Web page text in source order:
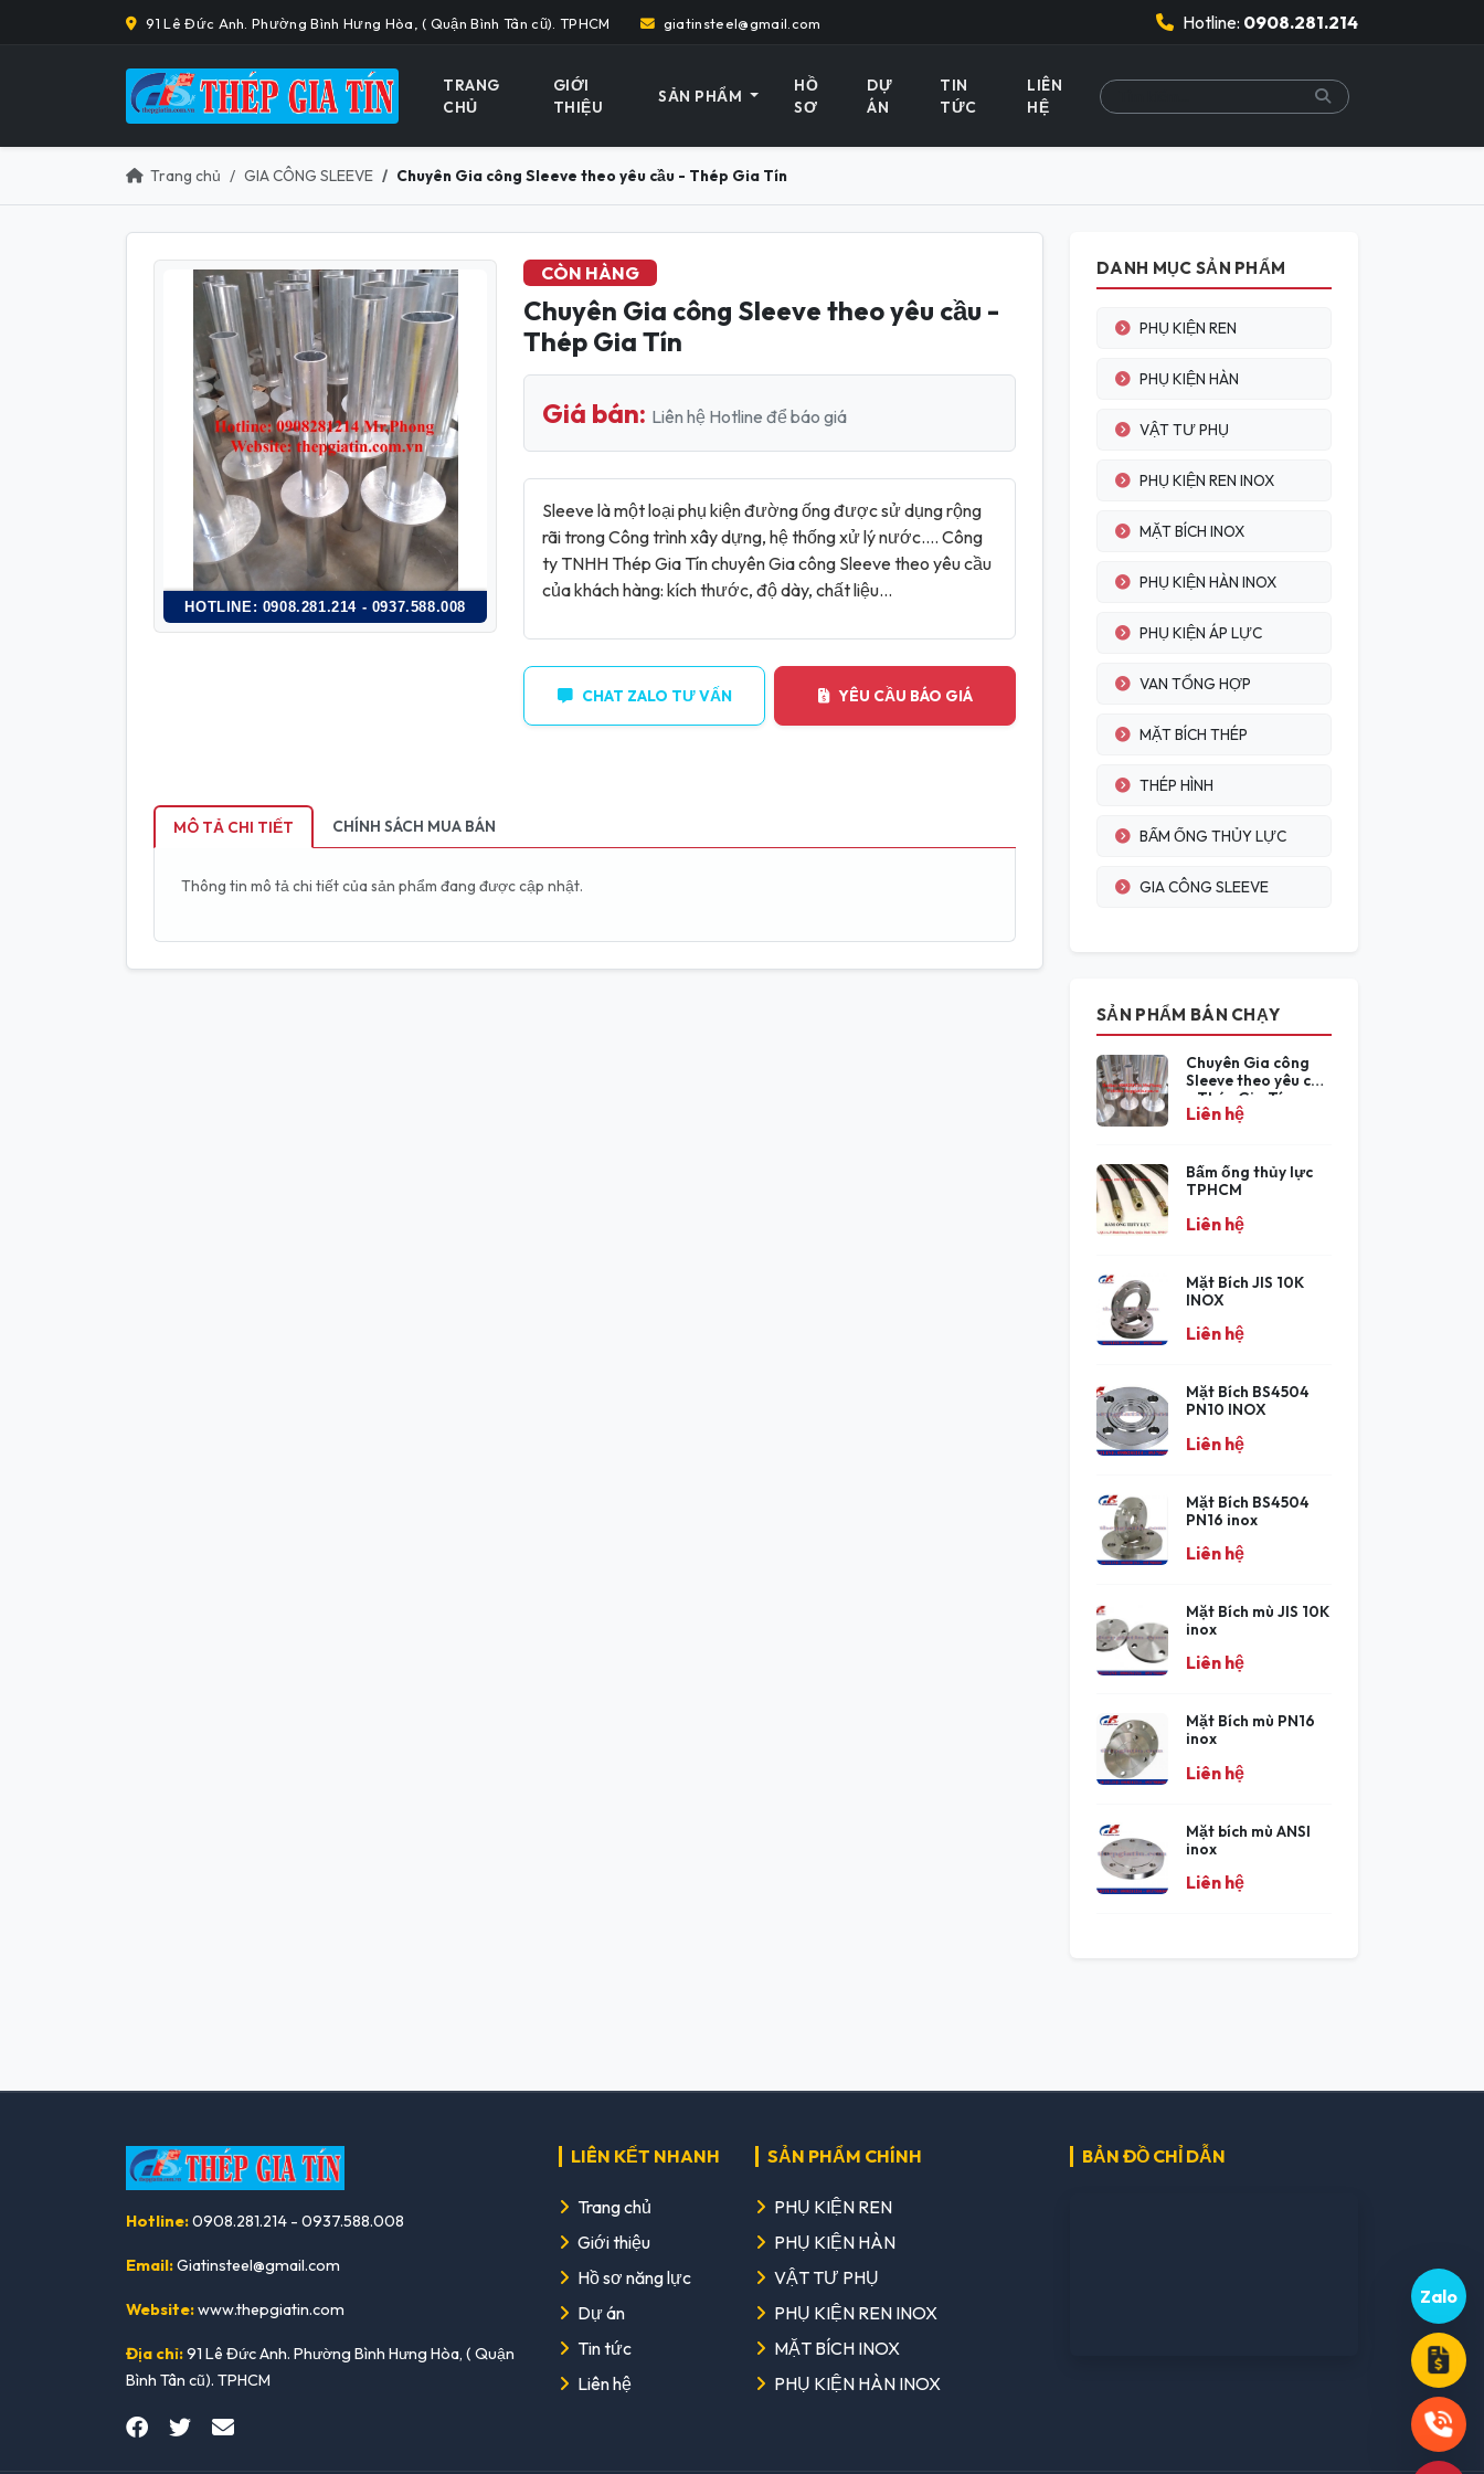
91 Lê Đức Anh. Phường Bình Hưng Hòa, ( Quận Bình Tân cũ). TPHCM giatinsteel@gmail.com Hotline: 0908.281.214
TRANG
CHỦ
GIỚI
THIỆU
SẢN PHẨM
HỒ
SƠ
DỰ
ÁN
TIN
TỨC
LIÊN
HỆ
Trang chủ GIA CÔNG SLEEVE Chuyên Gia công Sleeve theo yêu cầu - Thép Gia Tín
HOTLINE: 0908.281.214 - 0937.588.008
CÒN HÀNG
Chuyên Gia công Sleeve theo yêu cầu -
Thép Gia Tín
Giá bán: Liên hệ Hotline để báo giá
Sleeve là một loại phụ kiện đường ống được sử dụng rộng
rãi trong Công trình xây dựng, hệ thống xử lý nước.... Công
ty TNHH Thép Gia Tín chuyên Gia công Sleeve theo yêu cầu
của khách hàng: kích thước, độ dày, chất liệu...
CHAT ZALO TƯ VẤN YÊU CẦU BÁO GIÁ
MÔ TẢ CHI TIẾT CHÍNH SÁCH MUA BÁN
Thông tin mô tả chi tiết của sản phẩm đang được cập nhật.
DANH MỤC SẢN PHẨM
PHỤ KIỆN REN
PHỤ KIỆN HÀN
VẬT TƯ PHỤ
PHỤ KIỆN REN INOX
MẶT BÍCH INOX
PHỤ KIỆN HÀN INOX
PHỤ KIỆN ÁP LỰC
VAN TỔNG HỢP
MẶT BÍCH THÉP
THÉP HÌNH
BẤM ỐNG THỦY LỰC
GIA CÔNG SLEEVE
SẢN PHẨM BÁN CHẠY
Chuyên Gia công
Sleeve theo yêu cầu
- Thép Gia Tín
Liên hệ
Bấm ống thủy lực
TPHCM
Liên hệ
Mặt Bích JIS 10K
INOX
Liên hệ
Mặt Bích BS4504
PN10 INOX
Liên hệ
Mặt Bích BS4504
PN16 inox
Liên hệ
Mặt Bích mù JIS 10K
inox
Liên hệ
Mặt Bích mù PN16
inox
Liên hệ
Mặt bích mù ANSI
inox
Liên hệ
Hotline:0908.281.214 - 0937.588.008
Email:Giatinsteel@gmail.com
Website:www.thepgiatin.com
Địa chỉ:91 Lê Đức Anh. Phường Bình Hưng Hòa, ( Quận
Bình Tân cũ). TPHCM
LIÊN KẾT NHANH
Trang chủ
Giới thiệu
Hồ sơ năng lực
Dự án
Tin tức
Liên hệ
SẢN PHẨM CHÍNH
PHỤ KIỆN REN
PHỤ KIỆN HÀN
VẬT TƯ PHỤ
PHỤ KIỆN REN INOX
MẶT BÍCH INOX
PHỤ KIỆN HÀN INOX
BẢN ĐỒ CHỈ DẪN
Zalo